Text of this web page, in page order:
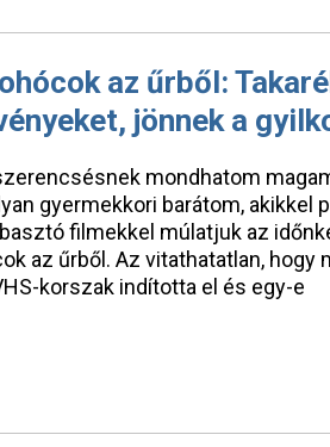
az űrből:
jönnek a
mondhatom
gyermekkori barátom, akikkel
filmekkel múlatjuk az
az űrből. Az vitathatatlan, hogy
korszak indította el és egy-e